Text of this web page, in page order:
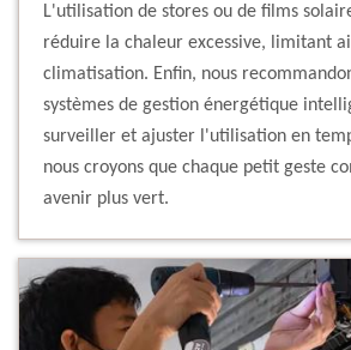
L'utilisation de stores ou de films
réduire la chaleur excessive, limitant
climatisation. Enfin, nous
systèmes de gestion énergétique
surveiller et ajuster l'utilisation en
nous croyons que chaque petit geste
avenir plus vert.